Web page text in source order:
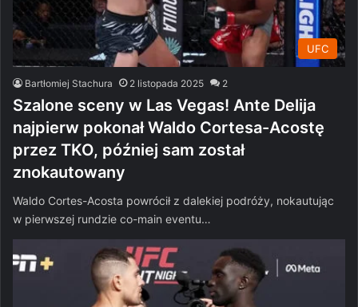
UFC
Bartłomiej Stachura 2 listopada 2025 2
Szalone sceny w Las Vegas! Ante Delija
najpierw pokonał Waldo Cortesa-Acostę
przez TKO, później sam został
znokautowany
Waldo Cortes-Acosta powrócił z dalekiej podróży, nokautując
w pierwszej rundzie co-main eventu…